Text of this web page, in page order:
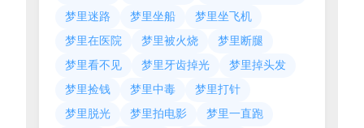
梦里迷路
梦里坐船
梦里坐飞机
梦里在医院
梦里被火烧
梦里断腿
梦里看不见
梦里牙齿掉光
梦里掉头发
梦里捡钱
梦里中毒
梦里打针
梦里脱光
梦里拍电影 梦里一直跑